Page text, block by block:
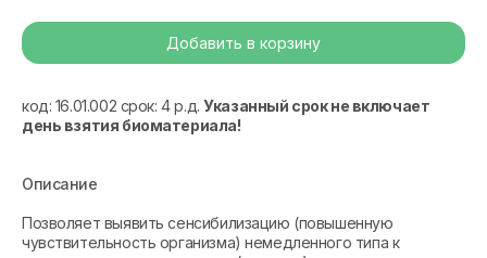
Добавить в корзину
код: 16.01.002 срок: 4 р.д.Указанный срок не включает
день взятия биоматериала!
Описание
Позволяет выявить сенсибилизацию (повышенную
чувствительность организма) немедленного типа к